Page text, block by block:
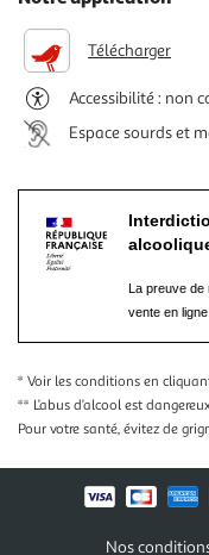
Télécharger
Accessibilité : non
Espace sourds et
La preuve
vente en ligne.
* Voir les conditions en
** L’abus d’alcool est
Pour votre santé, évitez de
Nos